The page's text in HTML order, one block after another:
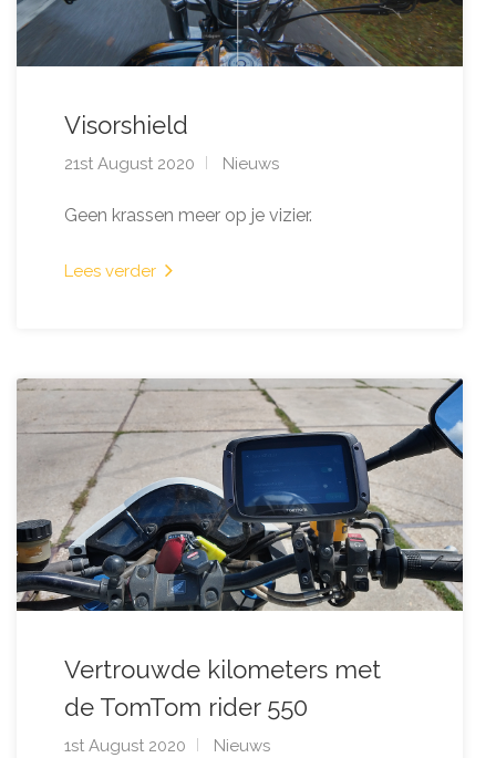
Visorshield
21st August 2020 Nieuws
Geen krassen meer op je vizier.
Lees verder
Vertrouwde kilometers met
de TomTom rider 550
1st August 2020 Nieuws